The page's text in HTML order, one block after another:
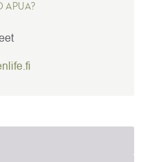
APUA?